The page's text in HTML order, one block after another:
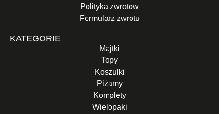
Polityka zwrotów
Formularz zwrotu
KATEGORIE
Majtki
Topy
Koszulki
Piżamy
Komplety
Wielopaki